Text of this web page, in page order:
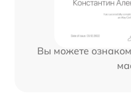
Вы можете